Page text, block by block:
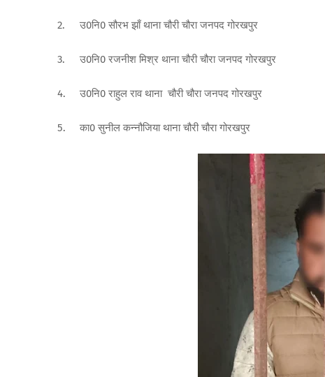
2. उ0नि0 सौरभ झाँ थाना चौरी चौरा जनपद गोरखपुर
3. उ0नि0 रजनीश मिश्र थाना चौरी चौरा जनपद गोरखपुर
4. उ0नि0 राहुल राव थाना चौरी चौरा जनपद गोरखपुर
5. का0 सुनील कन्नौजिया थाना चौरी चौरा गोरखपुर